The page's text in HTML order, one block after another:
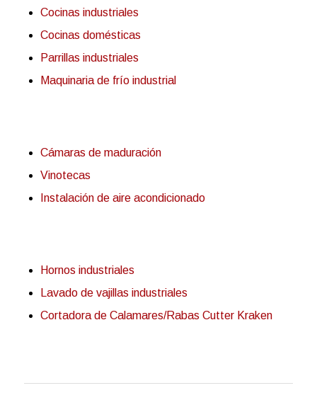
Cocinas industriales
Cocinas domésticas
Parrillas industriales
Maquinaria de frío industrial
Cámaras de maduración
Vinotecas
Instalación de aire acondicionado
Hornos industriales
Lavado de vajillas industriales
Cortadora de Calamares/Rabas Cutter Kraken